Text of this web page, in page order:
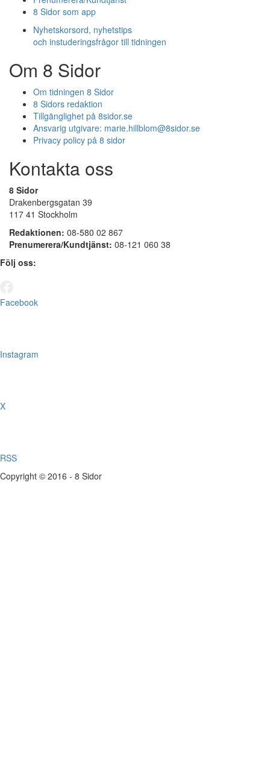
8 Sidor som app
Nyhetskorsord, nyhetstips
och instuderingsfrågor till tidningen
Om 8 Sidor
Om tidningen 8 Sidor
8 Sidors redaktion
Tillgänglighet på 8sidor.se
Ansvarig utgivare: marie.hillblom@8sidor.se
Privacy policy på 8 sidor
Kontakta oss
8 Sidor
Drakenbergsgatan 39
117 41 Stockholm
Redaktionen: 08-580 02 867
Prenumerera/Kundtjänst: 08-121 060 38
Följ oss:
Facebook
Instagram
X
RSS
Copyright © 2016 - 8 Sidor